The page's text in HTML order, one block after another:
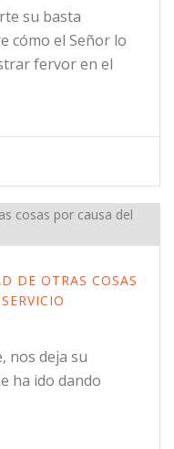
su basta
cómo el Señor lo
fervor en el
DE OTRAS COSAS
nos deja su
ha ido dando